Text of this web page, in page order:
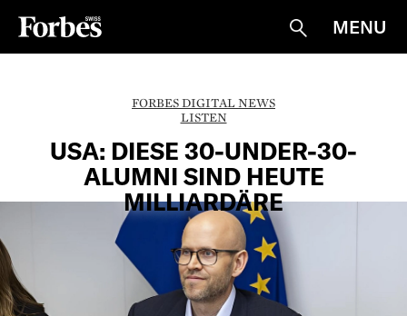
Suche
MENU
FORBES DIGITAL NEWS
LISTEN
USA: DIESE 30-UNDER-30-
ALUMNI SIND HEUTE
MILLIARDÄRE